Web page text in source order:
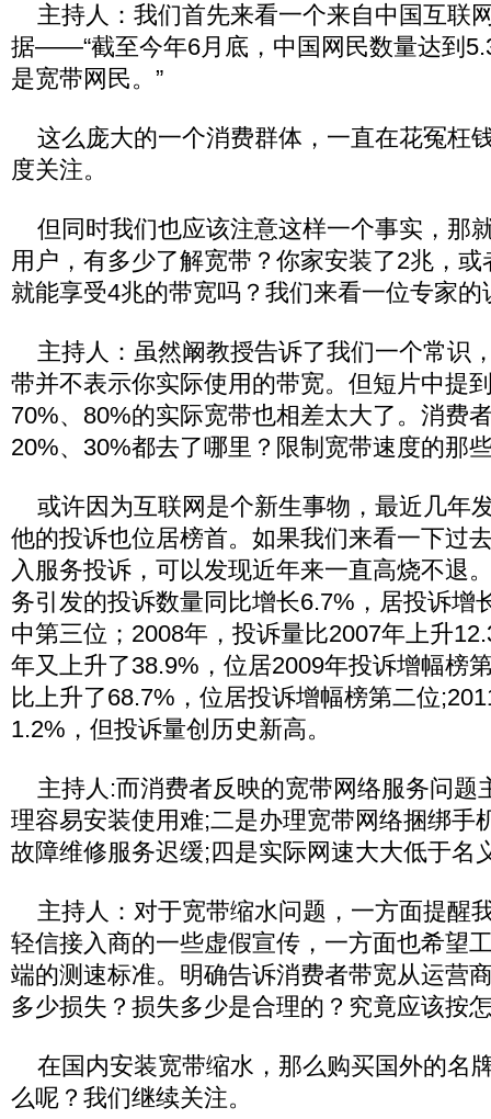
主持人：我们首先来看一个来自中国互联
据——“截至今年6月底，中国网民数量达到
是宽带网民。”
这么庞大的一个消费群体，一直在花冤枉
度关注。
但同时我们也应该注意这样一个事实，那
用户，有多少了解宽带？你家安装了2兆，
就能享受4兆的带宽吗？我们来看一位专家的
主持人：虽然阚教授告诉了我们一个常识
带并不表示你实际使用的带宽。但短片中提
70%、80%的实际宽带也相差太大了。消费
20%、30%都去了哪里？限制宽带速度的那
或许因为互联网是个新生事物，最近几年
他的投诉也位居榜首。如果我们来看一下过
入服务投诉，可以发现近年来一直高烧不退
务引发的投诉数量同比增长6.7%，居投诉增
中第三位；2008年，投诉量比2007年上升
年又上升了38.9%，位居2009年投诉增幅榜
比上升了68.7%，位居投诉增幅榜第二位
1.2%，但投诉量创历史新高。
主持人:而消费者反映的宽带网络服务问题
理容易安装使用难;二是办理宽带网络捆绑手
故障维修服务迟缓;四是实际网速大大低于名
主持人：对于宽带缩水问题，一方面提醒
轻信接入商的一些虚假宣传，一方面也希望
端的测速标准。明确告诉消费者带宽从运营
多少损失？损失多少是合理的？究竟应该按
在国内安装宽带缩水，那么购买国外的名
么呢？我们继续关注。